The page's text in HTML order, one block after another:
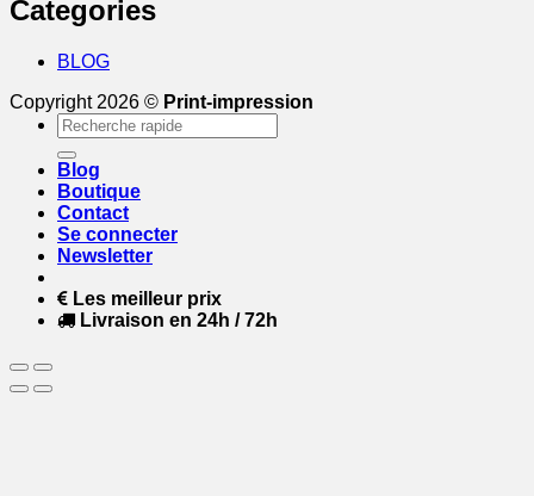
Categories
BLOG
Copyright 2026 © Print-impression
Recherche
pour :
Blog
Boutique
Contact
Se connecter
Newsletter
Les meilleur prix
Livraison en 24h / 72h